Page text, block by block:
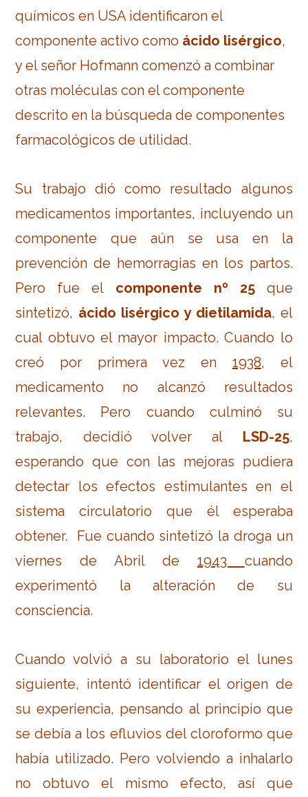
químicos en USA identificaron el
componente activo como ácido lisérgico,
y el señor Hofmann comenzó a combinar
otras moléculas con el componente
descrito en la búsqueda de componentes
farmacológicos de utilidad.
Su trabajo dió como resultado algunos
medicamentos importantes, incluyendo un
componente que aún se usa en la
prevención de hemorragias en los partos.
Pero fue el componente nº 25 que
sintetizó, ácido lisérgico y dietilamida, el
cual obtuvo el mayor impacto. Cuando lo
creó por primera vez en 1938, el
medicamento no alcanzó resultados
relevantes. Pero cuando culminó su
trabajo, decidió volver al LSD-25,
esperando que con las mejoras pudiera
detectar los efectos estimulantes en el
sistema circulatorio que él esperaba
obtener. Fue cuando sintetizó la droga un
viernes de Abril de 1943 cuando
experimentó la alteración de su
consciencia.
Cuando volvió a su laboratorio el lunes
siguiente, intentó identificar el origen de
su experiencia, pensando al principio que
se debía a los efluvios del cloroformo que
había utilizado. Pero volviendo a inhalarlo
no obtuvo el mismo efecto, así que